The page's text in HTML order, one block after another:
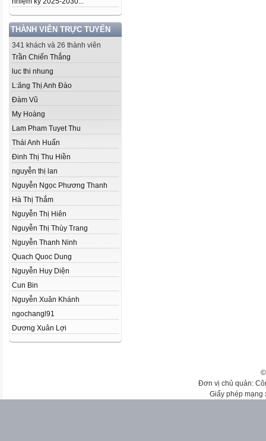
THÀNH VIÊN TRỰC TUYẾN
341 khách và 26 thành viên
Trần Chiến Thắng
luc thi nhung
L:ăng Thị Anh Đào
Đàm Vũ
My Hoàng
Lam Pham Tuyet Thu
Thái Anh Huấn
Đinh Thị Thu Hiền
nguyễn thị lan
Nguyễn Ngọc Phương Thanh
Hà Thị Thắm
Nguyễn Thị Hiên
Nguyễn Thị Thùy Trang
Nguyễn Thanh Ninh
Quach Quoc Dung
Nguyễn Huy Diện
Cun Bin
Nguyễn Xuân Khánh
ngochangl91
Dương Xuân Lợi
Đơn vị chủ quản:
Giấy phép mạng